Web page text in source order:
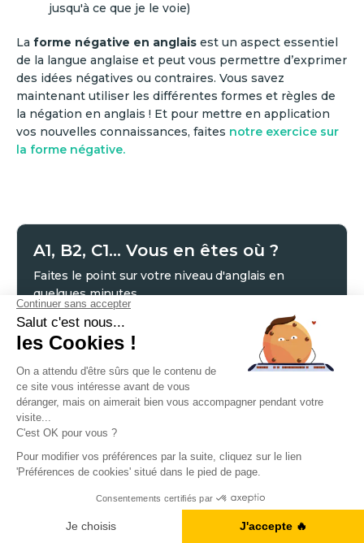
jusqu'à ce que je le voie)
La forme négative en anglais est un aspect essentiel
de la langue anglaise et peut vous permettre d’exprimer
des idées négatives ou contraires. Vous savez
maintenant utiliser les différentes formes et règles de
la négation en anglais ! Et pour mettre en application
vos nouvelles connaissances, faites notre exercice sur
la forme négative.
A1, B2, C1... Vous en êtes où ?
Faites le point sur votre niveau d'anglais en
quelques minutes.
Je fais le test
Commencez des cours d’anglais
avec nous
Je m'informe gratuitement
A1, B2, C1... Vous en êtes où ?
Je fais le test